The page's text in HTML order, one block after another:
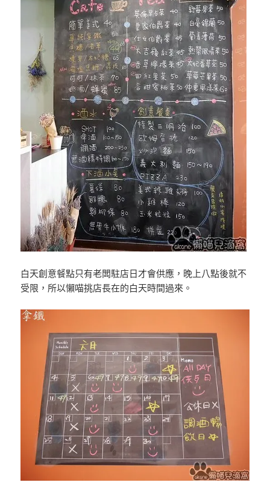
白天創意餐點只有老闆駐店日才會供應，晚上八點後就不
受限，所以懶喵挑店長在的白天時間過來。